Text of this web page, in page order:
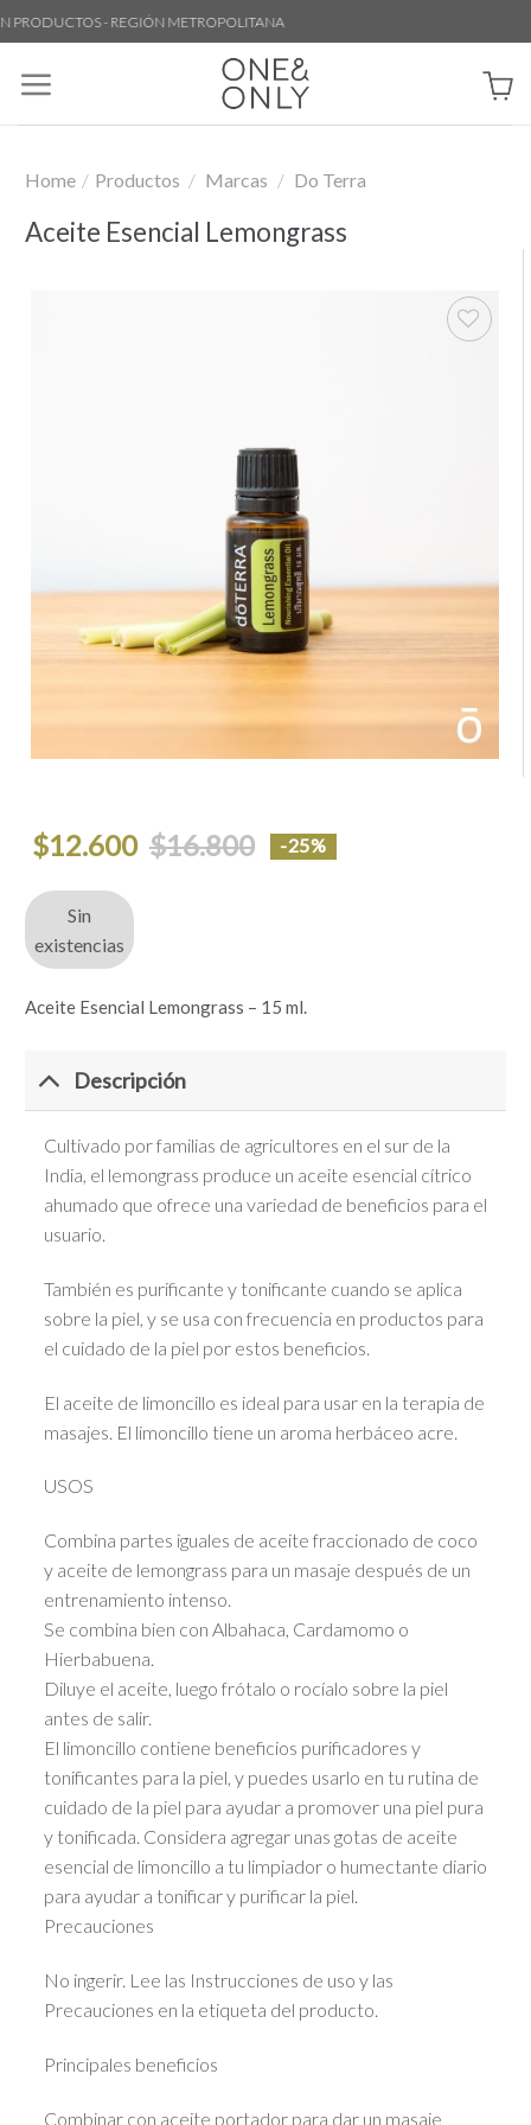
Skip
to
content
- REGIÓN METROPOLITANA
Home / Productos / Marcas / Do Terra
Aceite Esencial Lemongrass
$16.800
El
precio
era:
$16.800.
$12.600
El
precio
es:
$12.600.
-25%
Sin
existencias
Aceite Esencial Lemongrass – 15 ml.
Descripción
Cultivado por familias de agricultores en el sur de la
India, el lemongrass produce un aceite esencial cítrico
ahumado que ofrece una variedad de beneficios para el
usuario.
También es purificante y tonificante cuando se aplica
sobre la piel, y se usa con frecuencia en productos para
el cuidado de la piel por estos beneficios.
El aceite de limoncillo es ideal para usar en la terapia de
masajes. El limoncillo tiene un aroma herbáceo acre.
USOS
Combina partes iguales de aceite fraccionado de coco
y aceite de lemongrass para un masaje después de un
entrenamiento intenso.
Se combina bien con Albahaca, Cardamomo o
Hierbabuena.
Diluye el aceite, luego frótalo o rocíalo sobre la piel
antes de salir.
El limoncillo contiene beneficios purificadores y
tonificantes para la piel, y puedes usarlo en tu rutina de
cuidado de la piel para ayudar a promover una piel pura
y tonificada. Considera agregar unas gotas de aceite
esencial de limoncillo a tu limpiador o humectante diario
para ayudar a tonificar y purificar la piel.
Precauciones
No ingerir. Lee las Instrucciones de uso y las
Precauciones en la etiqueta del producto.
Principales beneficios
Combinar con aceite portador para dar un masaje